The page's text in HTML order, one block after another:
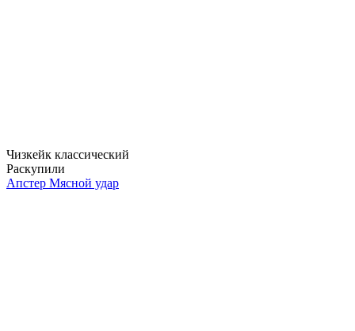
Чизкейк классический
Раскупили
Апстер Мясной удар